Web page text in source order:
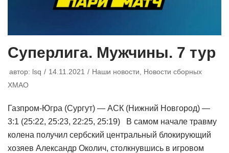
Суперлига. Мужчины. 7 тур
автор: lsq 14.11.2021 Наши новости
Новости сборных
ХМАО
Газпром-Югра (Сургут) — АСК (Нижний Новгород) —
3:1 (25:22, 25:23, 22:25, 25:19) В самом начале травму
колена получил сербский центральный блокирующий
хозяев Александр Околич, столкнувшись в игровом